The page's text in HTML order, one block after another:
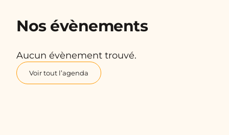
Nos évènements
Aucun évènement trouvé.
Voir tout l’agenda